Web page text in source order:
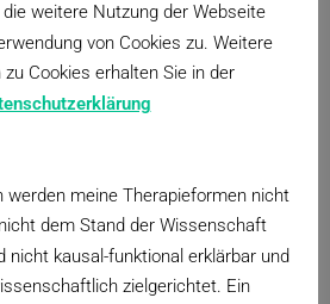
weitere Nutzung der Webseite
von Cookies zu. Weitere
zu Cookies erhalten Sie in der
werden meine Therapieformen nicht
dem Stand der Wissenschaft
nicht kausal-funktional erklärbar und
zielgerichtet. Ein